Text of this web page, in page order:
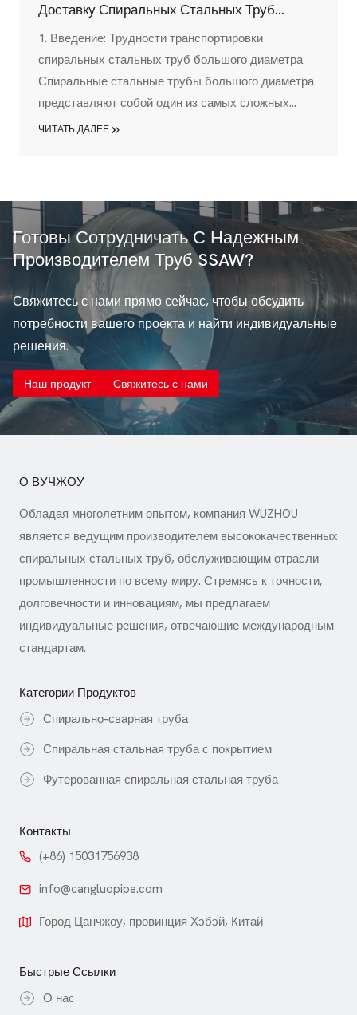
Доставку Спиральных Стальных Труб
Большого Диаметра: Полное Руководство
1. Введение: Трудности транспортировки
спиральных стальных труб большого диаметра
Спиральные стальные трубы большого диаметра
представляют собой один из самых сложных
продуктов для транспортировки в промышленной
компоненты для нефтяной, газовой,
водопроводной и энергетической
инфраструктуры...
ЧИТАТЬ ДАЛЕЕ
Готовы Сотрудничать С Надежным
Производителем Труб SSAW?
Свяжитесь с нами прямо сейчас, чтобы обсудить
потребности вашего проекта и найти индивидуальные
решения.
Наш продукт Свяжитесь с нами
О ВУЧЖОУ
Обладая многолетним опытом, компания WUZHOU
является ведущим производителем высококачественных
спиральных стальных труб, обслуживающим отрасли
промышленности по всему миру. Стремясь к точности,
долговечности и инновациям, мы предлагаем
индивидуальные решения, отвечающие международным
стандартам.
Категории Продуктов
Спирально-сварная труба
Спиральная стальная труба с покрытием
Футерованная спиральная стальная труба
Контакты
(+86) 15031756938
info@cangluopipe.com
Город Цанчжоу, провинция Хэбэй, Китай
Быстрые Ссылки
О нас